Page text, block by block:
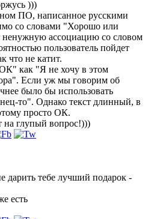
)))
ПО, написанное русскими
со словами "Хорошо или
ассоциацию со словом
пользователь пойдет
что не катит.
как "Я не хочу в этом
Если уж мы говорим об
было бы использовать
то". Однако текст длинный, в
просто ОК.
на глупый вопрос!)))
тебе лучший подарок -
есть